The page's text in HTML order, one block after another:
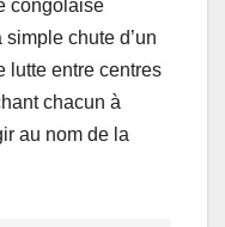
congolaise
chute d’un
lutte entre centres
chacun à
au nom de la